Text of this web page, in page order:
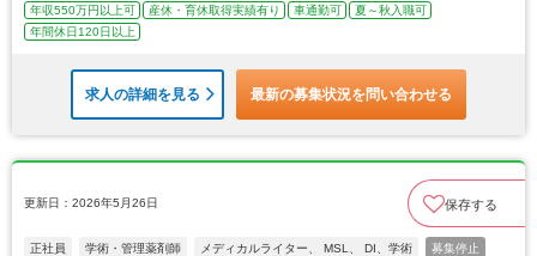
年収550万円以上可 産休・育休取得実績有り 車通勤可
夏～秋入職可
年間休日120日以上
求人の詳細を見る 最新の募集状況を問い合わせる
更新日：2026年5月26日 保存する
正社員 学術・管理薬剤師 メディカルライター、 MSL、 DI、学術 募集停止